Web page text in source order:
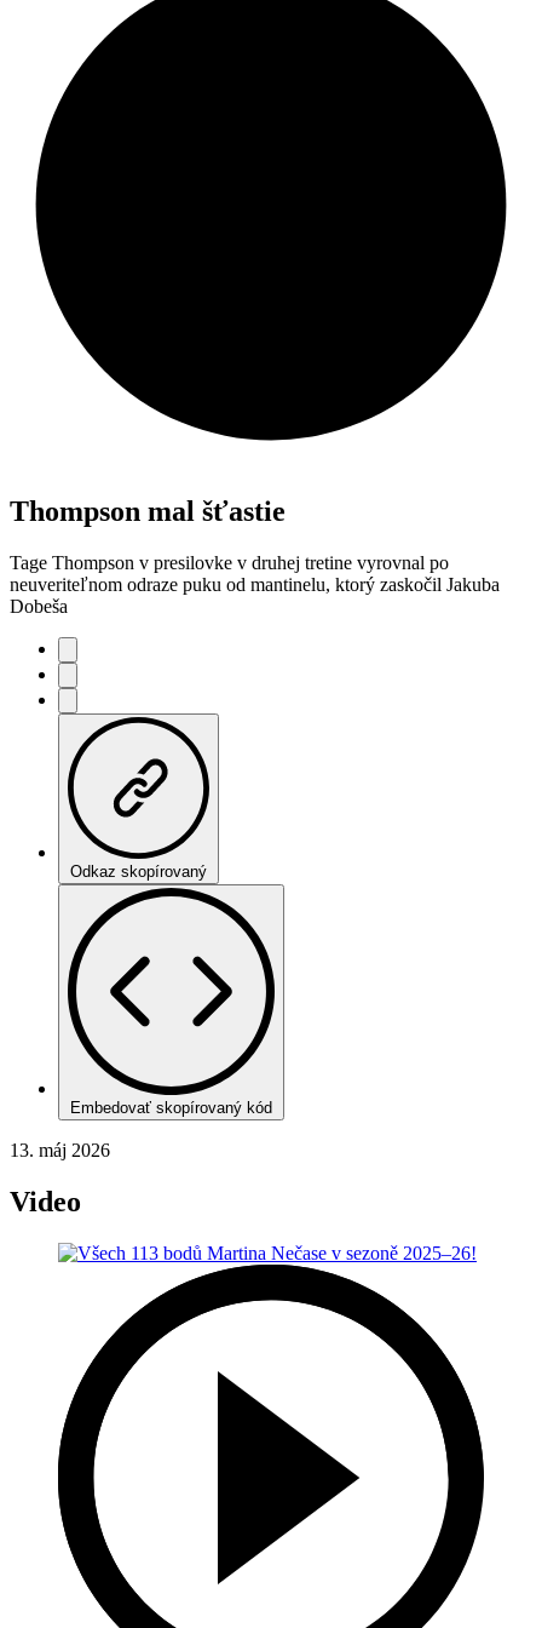
Thompson mal šťastie
Tage Thompson v presilovke v druhej tretine vyrovnal po
neuveriteľnom odraze puku od mantinelu, ktorý zaskočil Jakuba
Dobeša
Odkaz skopírovaný
Embedovať skopírovaný kód
13. máj 2026
Video